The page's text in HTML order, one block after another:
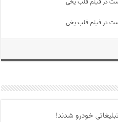
خودرو شدند!